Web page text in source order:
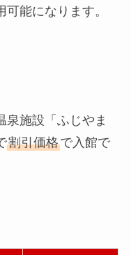
能になります。
泉施設「ふじやま
割引価格で入館で